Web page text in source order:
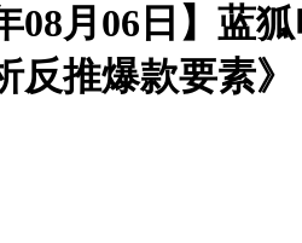
年08月06日】蓝
反推爆款要素》